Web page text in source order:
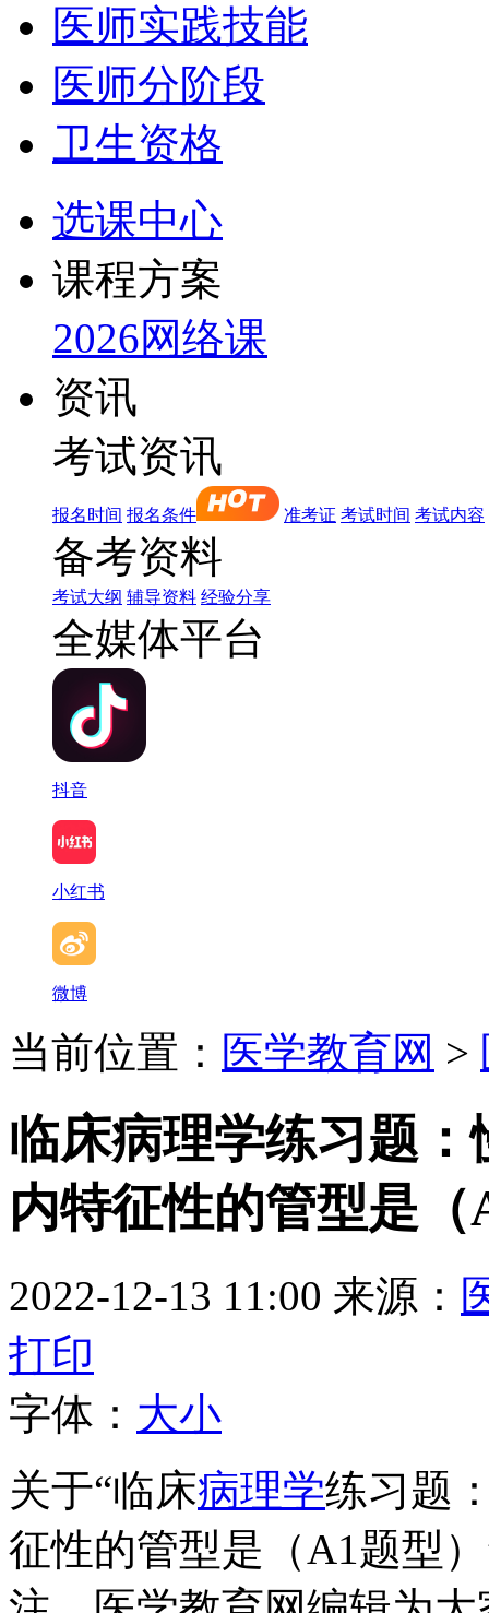
医师实践技能
医师分阶段
卫生资格
选课中心
课程方案
2026网络课
资讯
考试资讯
报名时间 报名条件 准考证 考试时间 考试内容
备考资料
考试大纲 辅导资料 经验分享
全媒体平台
抖音
小红书
微博
当前位置： 医学教育网 >
临床病理学练习题
内特征性的管型是（
2022-12-13 11:00 来源：
打印
字体： 大小
关于“临床病理学练习题
征性的管型是（A1题型